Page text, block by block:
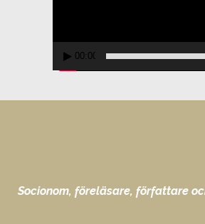
00:00
Socionom, föreläsare, författare